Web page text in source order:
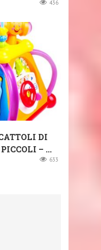
436
DI
– ...
633